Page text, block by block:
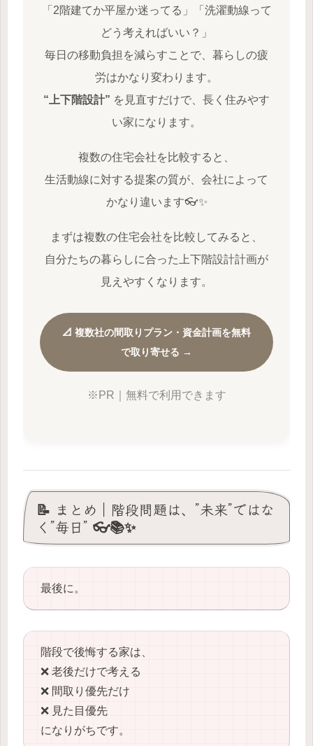
「2階建てか平屋か迷ってる」「洗濯動線って
どう考えればいい？」
毎日の移動負担を減らすことで、暮らしの疲
労はかなり変わります。
“上下階設計” を見直すだけで、長く住みやす
い家になります。
複数の住宅会社を比較すると、
生活動線に対する提案の質が、会社によって
かなり違います👓✨
まずは複数の住宅会社を比較してみると、
自分たちの暮らしに合った上下階設計計画が
見えやすくなります。
📐 複数社の間取りプラン・資金計画を無料
で取り寄せる →
※PR｜無料で利用できます
📝 まとめ｜階段問題は、”未来”ではな
く”毎日” 👓📚✨
最後に。
階段で後悔する家は、
❌ 老後だけで考える
❌ 間取り優先だけ
❌ 見た目優先
になりがちです。